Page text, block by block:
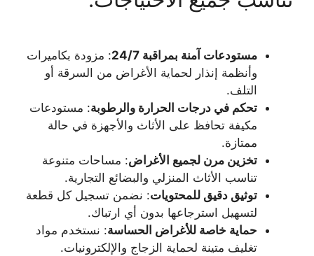
مستودعات آمنة بمراقبة 24/7
: مزودة بكاميرات
وأنظمة إنذار لحماية الأغراض من السرقة أو
التلف.
تحكم في درجات الحرارة والرطوبة: مستودعات
مكيفة تحافظ على الأثاث والأجهزة في حالة
ممتازة.
تخزين مرن لجميع الأغراض: مساحات متنوعة
تناسب الأثاث المنزلي والبضائع التجارية.
توثيق دقيق للمحتويات: نضمن تسجيل كل قطعة
لتسهيل استرجاعها بدون أي ارتباك.
حماية خاصة للأغراض الحساسة: نستخدم مواد
تغليف متينة لحماية الزجاج والإلكترونيات.